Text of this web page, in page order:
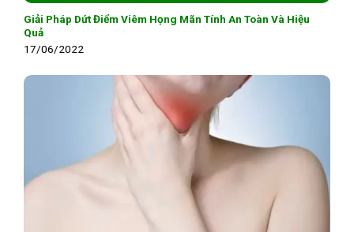
Giải Pháp Dứt Điểm Viêm Họng Mãn Tính An Toàn Và Hiệu
Quả
17/06/2022